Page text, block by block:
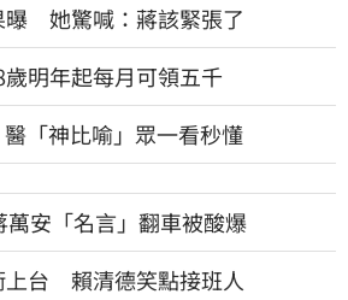
曝 她驚喊：蔣該緊張了
明年起每月可領五千
「神比喻」眾一看秒懂
安「名言」翻車被酸爆
上台 賴清德笑點接班人